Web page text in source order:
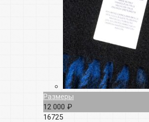
Размеры
12 000 ₽
16725